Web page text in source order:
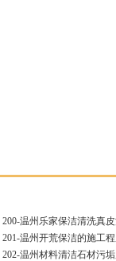
200-温州乐家保洁清洗真
201-温州开荒保洁的施工
202-温州材料清洁石材污